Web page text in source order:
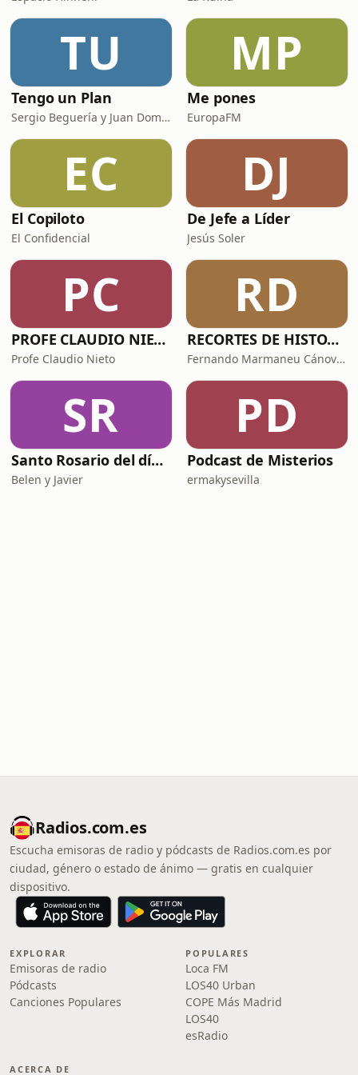
TU
Tengo un Plan
Sergio Beguería y Juan Domínguez
MP
Me pones
EuropaFM
EC
El Copiloto
El Confidencial
DJ
De Jefe a Líder
Jesús Soler
PC
PROFE CLAUDIO NIETO
Profe Claudio Nieto
RD
RECORTES DE HISTORIA Y CIENCIA
Fernando Marmaneu Cánovas
SR
Santo Rosario del día. 🙏 Reza con nosotros en castellano 🇪🇸
Belen y Javier
PD
Podcast de Misterios
ermakysevilla
Radios.com.es
Escucha emisoras de radio y pódcasts de Radios.com.es por
ciudad, género o estado de ánimo — gratis en cualquier
dispositivo.
EXPLORAR
Emisoras de radio
Pódcasts
Canciones Populares
POPULARES
Loca FM
LOS40 Urban
COPE Más Madrid
LOS40
esRadio
ACERCA DE